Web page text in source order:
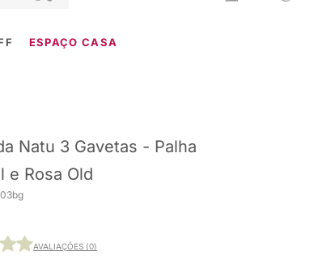
ESPAÇO CASA
Natu 3 Gavetas - Palha
e Rosa Old
AVALIAÇÕES (0)